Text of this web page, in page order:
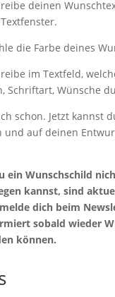
deinen
die Farbe deines
im Textfeld,
Schriftart, Wünsche
schon. Jetzt kannst
und auf deinen
ein Wunschschild
kannst, sind
dich beim
sobald wieder
können.